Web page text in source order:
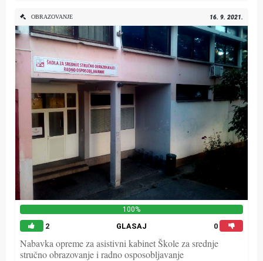
OBRAZOVANJE 16. 9. 2021.
100%
2 GLASAJ 0
Nabavka opreme za asistivni kabinet Škole za srednje
stručno obrazovanje i radno osposobljavanje